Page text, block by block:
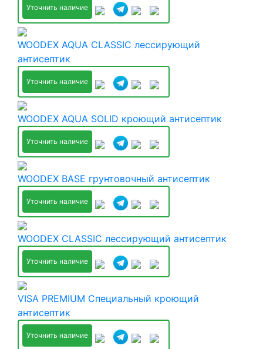
Уточнить наличие
WOODEX AQUA CLASSIC лессирующий
антисептик
Уточнить наличие
WOODEX AQUA SOLID кроющий антисептик
Уточнить наличие
WOODEX BASE грунтовочный антисептик
Уточнить наличие
WOODEX CLASSIC лессирующий антисептик
Уточнить наличие
VISA PREMIUM Специальный кроющий
антисептик
Уточнить наличие